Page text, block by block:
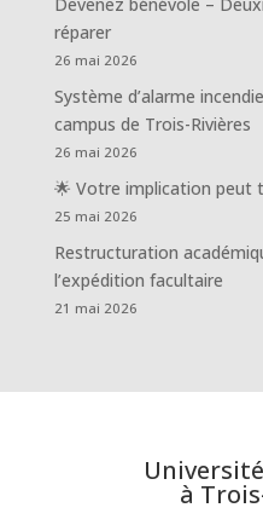
réparer
26 mai 2026
Système d’alarme
campus de Trois-Rivières
26 mai 2026
🌟 Votre implication peut
25 mai 2026
Restructuration
l’expédition facultaire
21 mai 2026
à